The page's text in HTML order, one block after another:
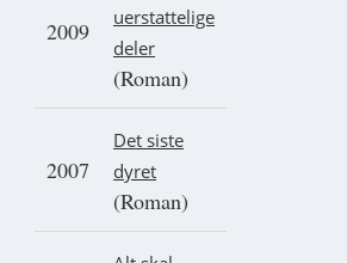
2009
uerstattelige
deler
(Roman)
2007
Det siste
dyret
(Roman)